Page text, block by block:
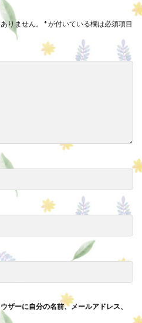
りません。 *が付いている欄は必須項目
ザーに自分の名前、メールアドレス、